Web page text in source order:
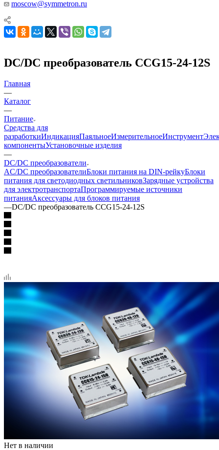
moscow@symmetron.ru
DC/DC преобразователь CCG15-24-12S
Главная
—
Каталог
—
Питание
Средства для
разработкиИндикацияПаяльноеИзмерительноеИнструмент
компонентыУстановочные изделия
—
DC/DC преобразователи
AC/DC преобразователиБлоки питания на DIN-рейкуБлоки
питания для светодиодных светильниковЗарядные устройства
для электротранспортаПрограммируемые источники
питанияАксессуары для блоков питания
—DC/DC преобразователь CCG15-24-12S
Нет в наличии